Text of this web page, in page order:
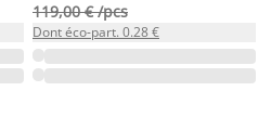
119,00 € /pcs
Dont éco-part. 0.28 €